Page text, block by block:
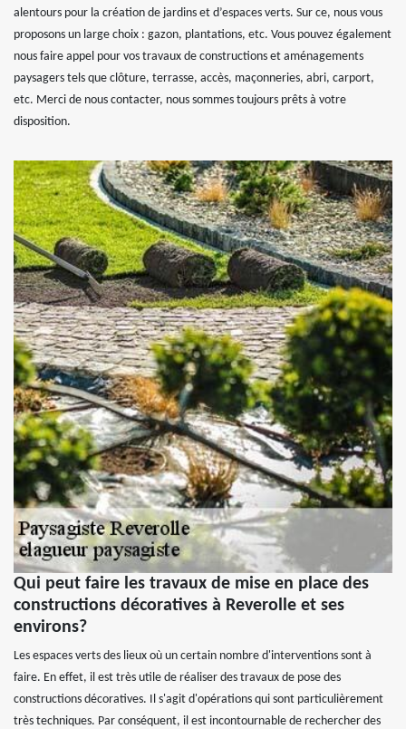
alentours pour la création de jardins et d’espaces verts. Sur ce, nous vous
proposons un large choix : gazon, plantations, etc. Vous pouvez également
nous faire appel pour vos travaux de constructions et aménagements
paysagers tels que clôture, terrasse, accès, maçonneries, abri, carport,
etc. Merci de nous contacter, nous sommes toujours prêts à votre
disposition.
Qui peut faire les travaux de mise en place des
constructions décoratives à Reverolle et ses
environs?
Les espaces verts des lieux où un certain nombre d'interventions sont à
faire. En effet, il est très utile de réaliser des travaux de pose des
constructions décoratives. Il s'agit d'opérations qui sont particulièrement
très techniques. Par conséquent, il est incontournable de rechercher des